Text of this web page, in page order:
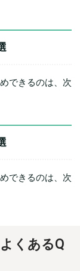
できるのは、次
できるのは、次
くあるQ